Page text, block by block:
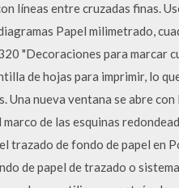
líneas entre cruzadas finas.
Papel milimetrado,
"Decoraciones para marcar
de hojas para imprimir, lo
nueva ventana se abre con
de las esquinas
trazado de fondo de papel en
de papel de trazado o